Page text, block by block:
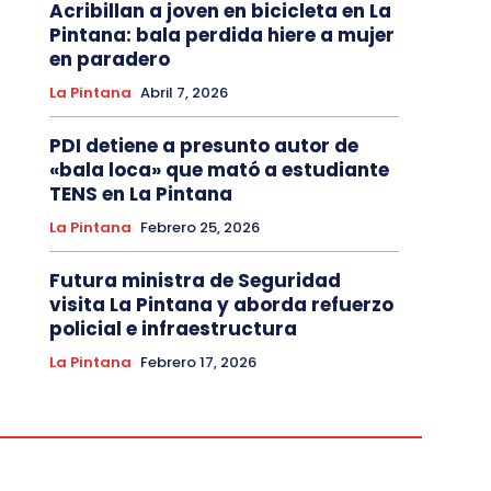
Acribillan a joven en bicicleta en La
Pintana: bala perdida hiere a mujer
en paradero
La Pintana Abril 7, 2026
PDI detiene a presunto autor de
«bala loca» que mató a estudiante
TENS en La Pintana
La Pintana Febrero 25, 2026
Futura ministra de Seguridad
visita La Pintana y aborda refuerzo
policial e infraestructura
La Pintana Febrero 17, 2026